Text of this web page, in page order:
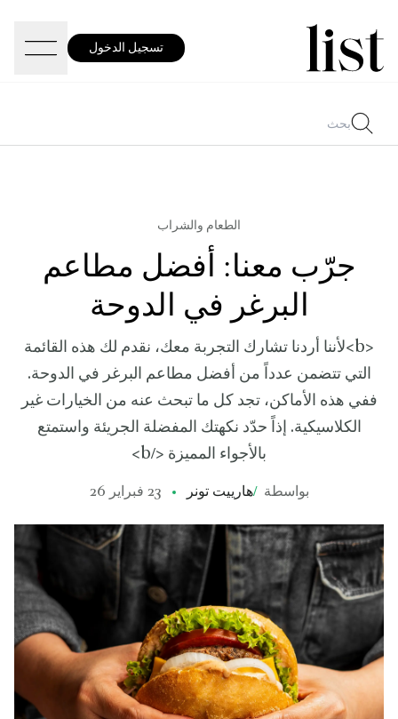
تسجيل الدخول
الطعام والشراب
جرّب معنا: أفضل مطاعم
البرغر في الدوحة
<b>لأننا أردنا تشارك التجربة معك، نقدم لك هذه القائمة
التي تتضمن عدداً من أفضل مطاعم البرغر في الدوحة.
ففي هذه الأماكن، تجد كل ما تبحث عنه من الخيارات غير
الكلاسيكية. إذاً حدّد نكهتك المفضلة الجريئة واستمتع
بالأجواء المميزة </b>
بواسطة /هارييت تونر 23 فبراير 26